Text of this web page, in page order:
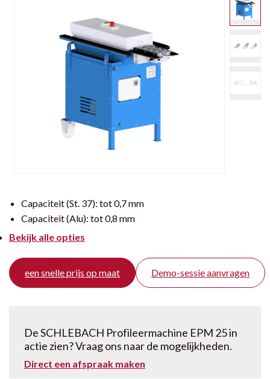
Capaciteit (St. 37): tot 0,7 mm
Capaciteit (Alu): tot 0,8 mm
Bekijk alle opties
een snelle prijs op maat Demo-sessie aanvragen
De SCHLEBACH Profileermachine EPM 25 in
actie zien? Vraag ons naar de mogelijkheden.
Direct een afspraak maken